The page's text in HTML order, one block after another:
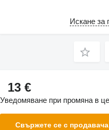
Искане за
13 €
Уведомяване при промяна в
Свържете се с продавача